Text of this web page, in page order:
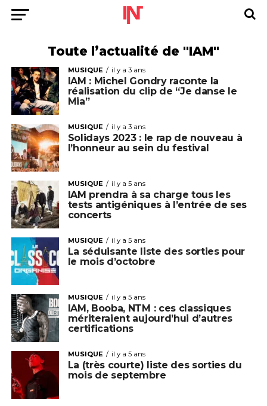
Toute l’actualité de "IAM"
MUSIQUE il y a 3 ans
IAM : Michel Gondry raconte la
réalisation du clip de “Je danse le
Mia”
MUSIQUE il y a 3 ans
Solidays 2023 : le rap de nouveau à
l’honneur au sein du festival
MUSIQUE il y a 5 ans
IAM prendra à sa charge tous les
tests antigéniques à l’entrée de ses
concerts
MUSIQUE il y a 5 ans
La séduisante liste des sorties pour
le mois d’octobre
MUSIQUE il y a 5 ans
IAM, Booba, NTM : ces classiques
mériteraient aujourd’hui d’autres
certifications
MUSIQUE il y a 5 ans
La (très courte) liste des sorties du
mois de septembre